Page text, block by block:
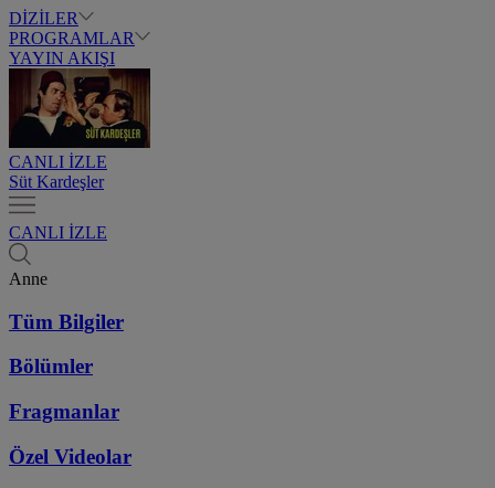
DİZİLER
PROGRAMLAR
YAYIN AKIŞI
CANLI İZLE
Süt Kardeşler
CANLI İZLE
Anne
Tüm Bilgiler
Bölümler
Fragmanlar
Özel Videolar